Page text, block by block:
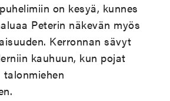
on kesyä, kunnes
Peterin näkevän myös
Kerronnan sävyt
kauhuun, kun pojat